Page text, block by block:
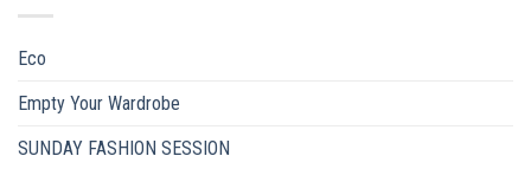
Eco
Empty Your Wardrobe
SUNDAY FASHION SESSION